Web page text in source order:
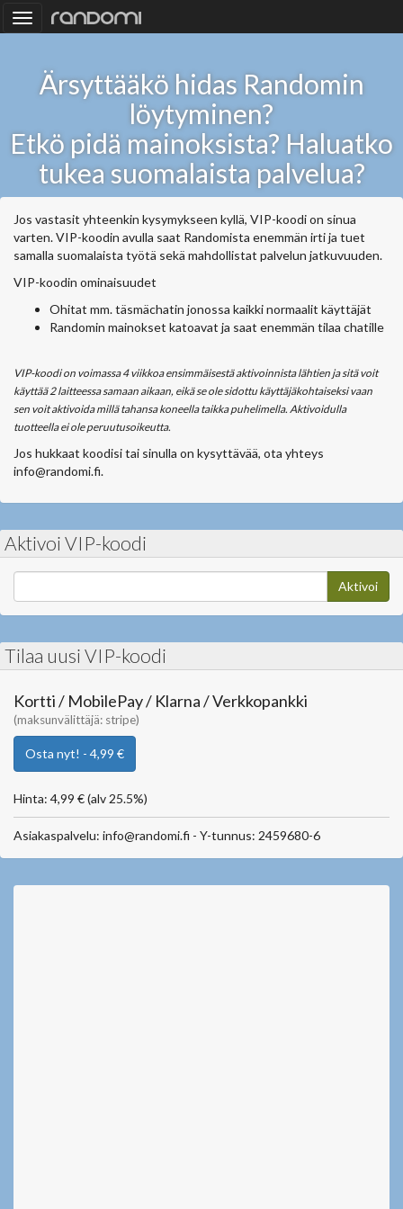
Toggle
navigation
Ärsyttääkö hidas Randomin
löytyminen?
Etkö pidä mainoksista? Haluatko
tukea suomalaista palvelua?
Jos vastasit yhteenkin kysymykseen kyllä, VIP-koodi on sinua
varten. VIP-koodin avulla saat Randomista enemmän irti ja tuet
samalla suomalaista työtä sekä mahdollistat palvelun jatkuvuuden.
VIP-koodin ominaisuudet
Ohitat mm. täsmächatin jonossa kaikki normaalit käyttäjät
Randomin mainokset katoavat ja saat enemmän tilaa chatille
VIP-koodi on voimassa 4 viikkoa ensimmäisestä aktivoinnista lähtien ja sitä voit
käyttää 2 laitteessa samaan aikaan, eikä se ole sidottu käyttäjäkohtaiseksi vaan
sen voit aktivoida millä tahansa koneella taikka puhelimella. Aktivoidulla
tuotteella ei ole peruutusoikeutta.
Jos hukkaat koodisi tai sinulla on kysyttävää, ota yhteys
info@randomi.fi.
Aktivoi VIP-koodi
Aktivoi
Tilaa uusi VIP-koodi
Kortti / MobilePay / Klarna / Verkkopankki
(maksunvälittäjä: stripe)
Osta nyt! - 4,99 €
Hinta: 4,99 € (alv 25.5%)
Asiakaspalvelu: info@randomi.fi - Y-tunnus: 2459680-6